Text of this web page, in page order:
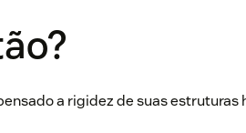
a rigidez de suas estruturas